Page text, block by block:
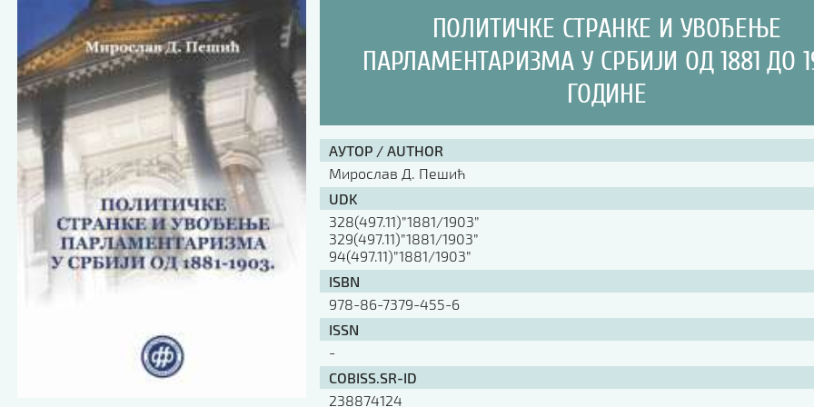
ПОЛИТИЧКЕ СТРАНКЕ И УВОЂЕЊЕ
ПАРЛАМЕНТАРИЗМА У СРБИЈИ ОД 1881 ДО
ГОДИНЕ
АУТОР / AUTHOR
Мирослав Д. Пешић
UDK
328(497.11)”1881/1903”
329(497.11)”1881/1903”
94(497.11)”1881/1903”
ISBN
978-86-7379-455-6
ISSN
-
COBISS.SR-ID
238874124